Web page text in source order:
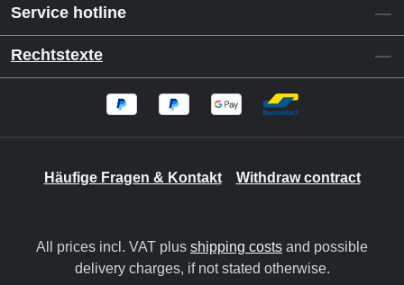
Service hotline
Rechtstexte
Häufige Fragen & Kontakt Withdraw contract
All prices incl. VAT plus shipping costs and possible
delivery charges, if not stated otherwise.